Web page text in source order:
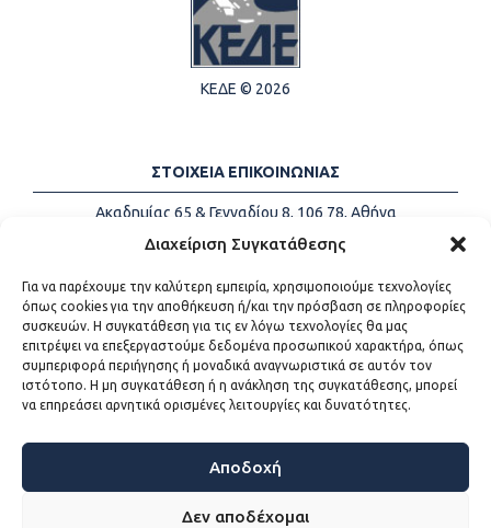
Διαχείριση Συγκατάθεσης
Για να παρέχουμε την καλύτερη εμπειρία, χρησιμοποιούμε τεχνολογίες
όπως cookies για την αποθήκευση ή/και την πρόσβαση σε πληροφορίες
συσκευών. Η συγκατάθεση για τις εν λόγω τεχνολογίες θα μας
επιτρέψει να επεξεργαστούμε δεδομένα προσωπικού χαρακτήρα, όπως
συμπεριφορά περιήγησης ή μοναδικά αναγνωριστικά σε αυτόν τον
ιστότοπο. Η μη συγκατάθεση ή η ανάκληση της συγκατάθεσης, μπορεί
να επηρεάσει αρνητικά ορισμένες λειτουργίες και δυνατότητες.
Αποδοχή
Δεν αποδέχομαι
ΚΕΔΕ © 2026
ΣΤΟΙΧΕΙΑ ΕΠΙΚΟΙΝΩΝΙΑΣ
Ακαδημίας 65 & Γενναδίου 8, 106 78, Αθήνα
Τηλέφωνα:
+30 213-2147500
Email:
info@kede.gr
ΧΡΗΣΙΜΟΙ ΣΥΝΔΕΣΜΟΙ
Η ΚΕΔΕ
Sitemap
Προσβασιμότητα
Όροι χρήσης